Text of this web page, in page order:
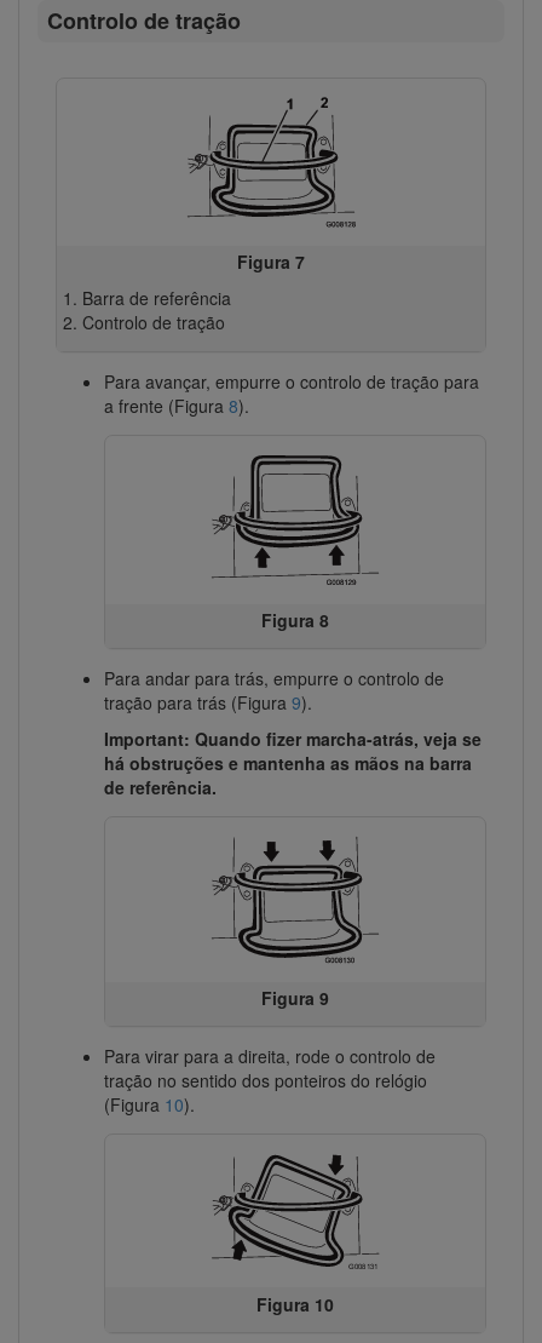
Controlo de tração
Figura 7
Barra de referência
Controlo de tração
Para avançar, empurre o controlo de tração para
a frente (Figura 8).
Figura 8
Para andar para trás, empurre o controlo de
tração para trás (Figura 9).
Important: Quando fizer marcha-atrás, veja se
há obstruções e mantenha as mãos na barra
de referência.
Figura 9
Para virar para a direita, rode o controlo de
tração no sentido dos ponteiros do relógio
(Figura 10).
Figura 10